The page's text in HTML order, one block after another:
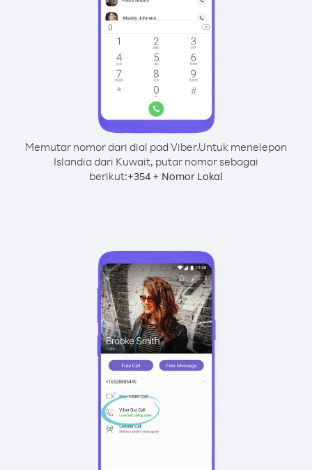
Memutar nomor dari dial pad Viber.Untuk menelepon
Islandia dari Kuwait, putar nomor sebagai
berikut:+354 + Nomor Lokal